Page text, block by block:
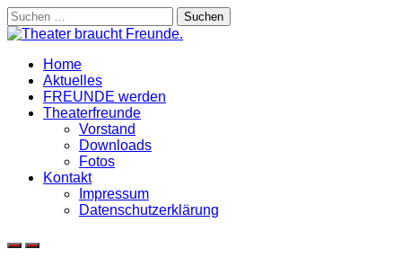
Skip
to
Suchen
nach:
Home
Aktuelles
FREUNDE werden
Theaterfreunde
Vorstand
Downloads
Fotos
Kontakt
Impressum
Datenschutzerklärung